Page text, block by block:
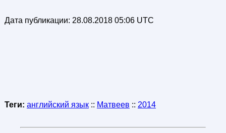
Дата публикации: 28.08.2018 05:06 UTC
Теги: английский язык:: Матвеев :: 2014